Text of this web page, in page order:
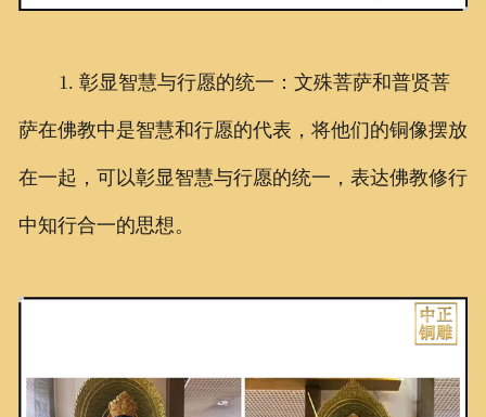
1. 彰显智慧与行愿的统一：文殊菩萨和普贤菩
萨在佛教中是智慧和行愿的代表，将他们的铜像摆放
在一起，可以彰显智慧与行愿的统一，表达佛教修行
中知行合一的思想。